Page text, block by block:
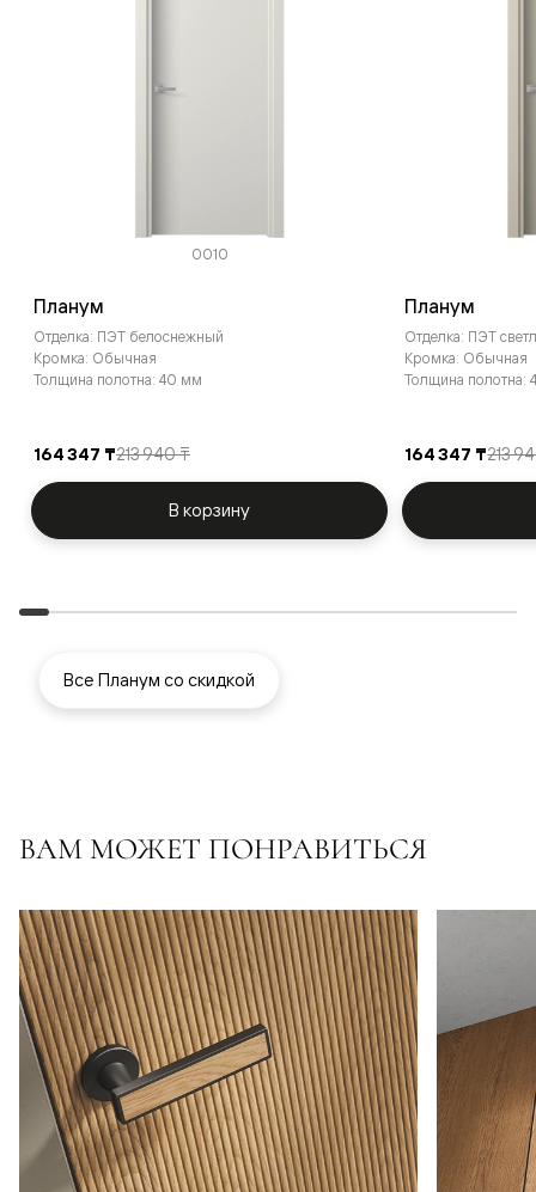
0010
Планум
Отделка: ПЭТ белоснежный
Кромка: Обычная
Толщина полотна: 40 мм
164 347 ₸213 940 ₸
В корзину
Планум
Отделка: ПЭТ
Кромка: Обычная
Толщина полотна:
164 347 ₸213
Все Планум со скидкой
ВАМ МОЖЕТ ПОНРАВИТЬСЯ